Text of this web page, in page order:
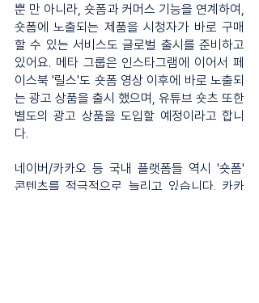
뿐 만 아니라, 숏폼과 커머스 기능을 연계하여,
숏폼에 노출되는 제품을 시청자가 바로 구매
할 수 있는 서비스도 글로벌 출시를 준비하고
있어요. 메타 그룹은 인스타그램에 이어서 페
이스북 '릴스'도 숏폼 영상 이후에 바로 노출되
는 광고 상품을 출시 했으며, 유튜브 숏츠 또한
별도의 광고 상품을 도입할 예정이라고 합니
다.
네이버/카카오 등 국내 플랫폼들 역시 '숏폼'
콘텐츠를 적극적으로 늘리고 있습니다. 카카